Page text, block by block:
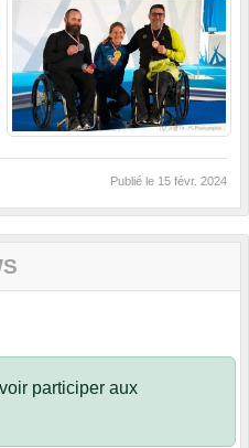
Publié le 15 févr. 2024
participer aux